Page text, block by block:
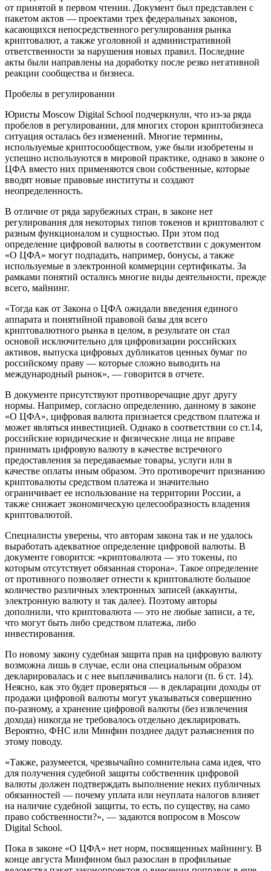
от принятой в первом чтении. Документ был представлен с
пакетом актов — проектами трех федеральных законов,
касающихся непосредственного регулирования рынка
криптовалют, а также уголовной и административной
ответственности за нарушения новых правил. Последние
акты были направлены на доработку после резко негативной
реакции сообщества и бизнеса.
Пробелы в регулировании
Юристы Moscow Digital School подчеркнули, что из-за ряда
пробелов в регулировании, для многих сторон криптобизнеса
ситуация осталась без изменений. Многие термины,
используемые криптосообществом, уже были изобретены и
успешно используются в мировой практике, однако в законе о
ЦФА вместо них применяются свои собственные, которые
вводят новые правовые институты и создают
неопределенность.
В отличие от ряда зарубежных стран, в законе нет
регулирования для некоторых типов токенов и криптовалют с
разным функционалом и сущностью. При этом под
определение цифровой валюты в соответствии с документом
«О ЦФА» могут подпадать, например, бонусы, а также
используемые в электронной коммерции сертификаты. За
рамками понятий остались многие виды деятельности, прежде
всего, майнинг.
«Тогда как от Закона о ЦФА ожидали введения единого
аппарата и понятийной правовой базы для всего
криптовалютного рынка в целом, в результате он стал
основой исключительно для цифровизации российских
активов, выпуска цифровых дубликатов ценных бумаг по
российскому праву — которые сложно выводить на
международный рынок», — говорится в отчете.
В документе присутствуют противоречащие друг другу
нормы. Например, согласно определению, данному в законе
«О ЦФА», цифровая валюта признается средством платежа и
может являться инвестицией. Однако в соответствии со ст.14,
российские юридические и физические лица не вправе
принимать цифровую валюту в качестве встречного
предоставления за передаваемые товары, услуги или в
качестве оплаты иным образом. Это противоречит признанию
криптовалюты средством платежа и значительно
ограничивает ее использование на территории России, а
также снижает экономическую целесообразность владения
криптовалютой.
Специалисты уверены, что авторам закона так и не удалось
выработать адекватное определение цифровой валюты. В
документе говорится: «криптовалюта — это токены, по
которым отсутствует обязанная сторона». Такое определение
от противного позволяет отнести к криптовалюте большое
количество различных электронных записей (аккаунты,
электронную валюту и так далее). Поэтому авторы
дополнили, что криптовалюта — это не любые записи, а те,
что могут быть либо средством платежа, либо
инвестирования.
По новому закону судебная защита прав на цифровую валюту
возможна лишь в случае, если она специальным образом
декларировалась и с нее выплачивались налоги (п. 6 ст. 14).
Неясно, как это будет проверяться — в декларации доходы от
продажи цифровой валюты могут указываться совершенно
по-разному, а хранение цифровой валюты (без извлечения
дохода) никогда не требовалось отдельно декларировать.
Вероятно, ФНС или Минфин позднее дадут разъяснения по
этому поводу.
«Также, разумеется, чрезвычайно сомнительна сама идея, что
для получения судебной защиты собственник цифровой
валюты должен подтверждать выполнение неких публичных
обязанностей — почему уплата или неуплата налогов влияет
на наличие судебной защиты, то есть, по существу, на само
право собственности?», — задаются вопросом в Moscow
Digital School.
Пока в законе «О ЦФА» нет норм, посвященных майнингу. В
конце августа Минфином был разослан в профильные